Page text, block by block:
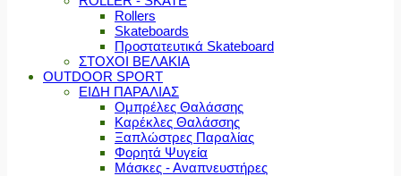
Rollers
Skateboards
Προστατευτικά Skateboard
ΣΤΟΧΟΙ ΒΕΛΑΚΙΑ
OUTDOOR SPORT
ΕΙΔΗ ΠΑΡΑΛΙΑΣ
Ομπρέλες Θαλάσσης
Καρέκλες Θαλάσσης
Ξαπλώστρες Παραλίας
Φορητά Ψυγεία
Μάσκες - Αναπνευστήρες